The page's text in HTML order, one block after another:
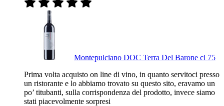
Montepulciano DOC Terra Del Barone cl 75
Prima volta acquisto on line di vino, in quanto servitoci presso
un ristorante e lo abbiamo trovato su questo sito, eravamo un
po’ titubanti, sulla corrispondenza del prodotto, invece siamo
stati piacevolmente sorpresi